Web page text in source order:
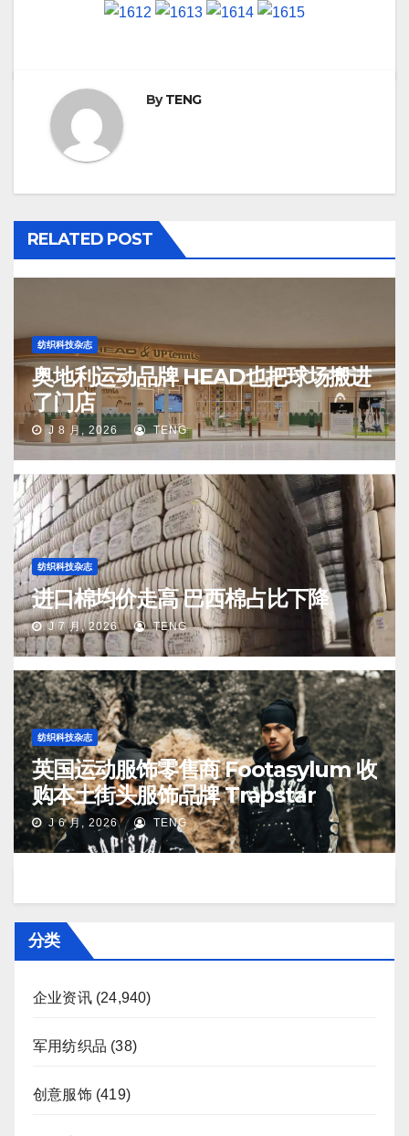
ByTENG
RELATED POST
纺织科技杂志
奥地利运动品牌 HEAD也把球场搬进
了门店
J 8 月, 2026 TENG
纺织科技杂志
进口棉均价走高 巴西棉占比下降
J 7 月, 2026 TENG
纺织科技杂志
英国运动服饰零售商 Footasylum 收
购本土街头服饰品牌 Trapstar
J 6 月, 2026 TENG
分类
企业资讯(24,940)
军用纺织品 (38)
创意服饰(419)